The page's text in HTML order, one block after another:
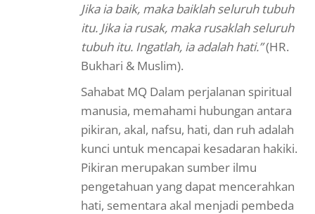
Jika ia baik, maka baiklah seluruh tubuh
itu. Jika ia rusak, maka rusaklah seluruh
tubuh itu. Ingatlah, ia adalah hati.”(HR.
Bukhari & Muslim).
Sahabat MQ Dalam perjalanan spiritual
manusia, memahami hubungan antara
pikiran, akal, nafsu, hati, dan ruh adalah
kunci untuk mencapai kesadaran hakiki.
Pikiran merupakan sumber ilmu
pengetahuan yang dapat mencerahkan
hati, sementara akal menjadi pembeda